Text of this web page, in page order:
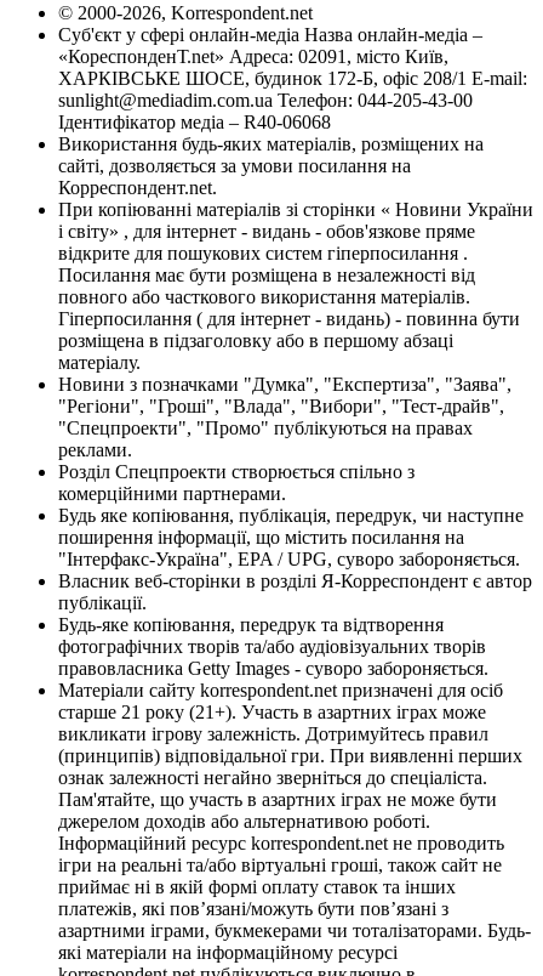
© 2000-2026, Korrespondent.net
Суб'єкт у сфері онлайн-медіа Назва онлайн-медіа –
«КореспонденТ.net» Адреса: 02091, місто Київ,
ХАРКІВСЬКЕ ШОСЕ, будинок 172-Б, офіс 208/1 E-mail:
sunlight@mediadim.com.ua Телефон: 044-205-43-00
Ідентифікатор медіа – R40-06068
Використання будь-яких матеріалів, розміщених на
сайті, дозволяється за умови посилання на
Корреспондент.net.
При копіюванні матеріалів зі сторінки « Новини України
і світу» , для інтернет - видань - обов'язкове пряме
відкрите для пошукових систем гіперпосилання .
Посилання має бути розміщена в незалежності від
повного або часткового використання матеріалів.
Гіперпосилання ( для інтернет - видань) - повинна бути
розміщена в підзаголовку або в першому абзаці
матеріалу.
Новини з позначками "Думка", "Експертиза", "Заява",
"Регіони", "Гроші", "Влада", "Вибори", "Тест-драйв",
"Спецпроекти", "Промо" публікуються на правах
реклами.
Розділ Спецпроекти створюється спільно з
комерційними партнерами.
Будь яке копіювання, публікація, передрук, чи наступне
поширення інформації, що містить посилання на
"Інтерфакс-Україна", EPA / UPG, суворо забороняється.
Власник веб-сторінки в розділі Я-Корреспондент є автор
публікації.
Будь-яке копіювання, передрук та відтворення
фотографічних творів та/або аудіовізуальних творів
правовласника Getty Images - суворо забороняється.
Матеріали сайту korrespondent.net призначені для осіб
старше 21 року (21+). Участь в азартних іграх може
викликати ігрову залежність. Дотримуйтесь правил
(принципів) відповідальної гри. При виявленні перших
ознак залежності негайно зверніться до спеціаліста.
Пам'ятайте, що участь в азартних іграх не може бути
джерелом доходів або альтернативою роботі.
Інформаційний ресурс korrespondent.net не проводить
ігри на реальні та/або віртуальні гроші, також сайт не
приймає ні в якій формі оплату ставок та інших
платежів, які пов’язані/можуть бути пов’язані з
азартними іграми, букмекерами чи тоталізаторами. Будь-
які матеріали на інформаційному ресурсі